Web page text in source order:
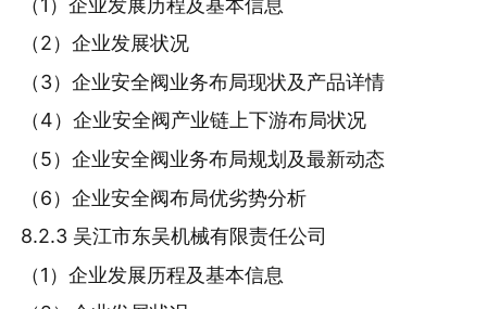
（1）企业发展历程及基本信息
（2）企业发展状况
（3）企业安全阀业务布局现状及产品详情
（4）企业安全阀产业链上下游布局状况
（5）企业安全阀业务布局规划及最新动态
（6）企业安全阀布局优劣势分析
8.2.3 吴江市东吴机械有限责任公司
（1）企业发展历程及基本信息